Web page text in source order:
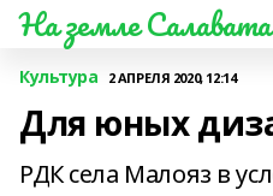
На земле Салавата
Культура 2 АПРЕЛЯ 2020, 12:14
Для юных
РДК села Малояз в